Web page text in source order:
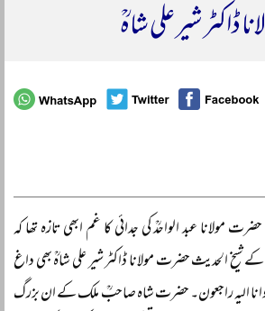
ڈاکٹر شیر علی شاہؒ
مولانا عبد الواحدؒ کی جدائی کا غم ابھی تازہ تھا کہ
شیخ الحدیث حضرت مولانا ڈاکٹر شیر علی شاہؒ بھی داغ
الیہ راجعون۔ حضرت شاہ صاحبؒ ملک کے ان بزرگ